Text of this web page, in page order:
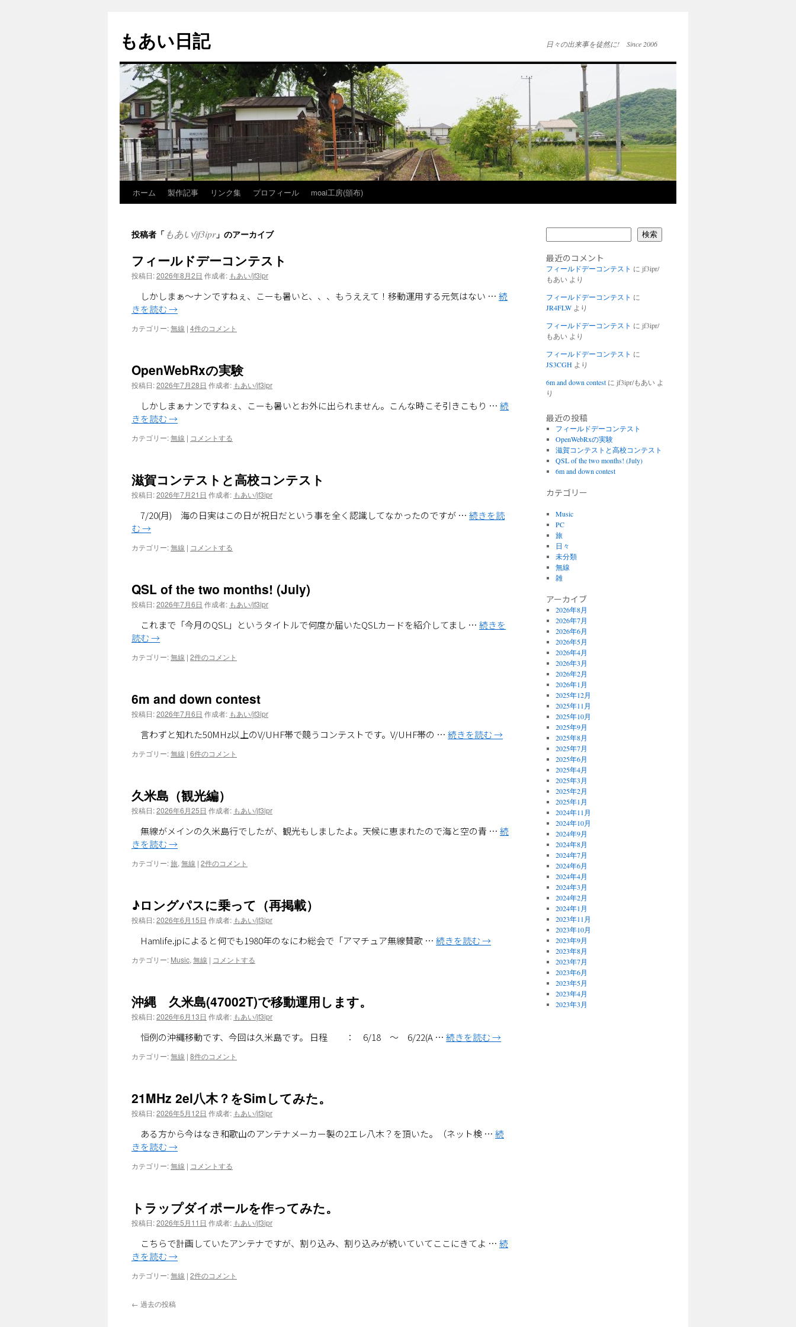
テ
ン
へ
キ
ッ
プ
もあい日記 日々の出来事を徒然に! Since 2006
ホーム 製作記事 リンク集 プロフィール moai工房(頒布)
投稿者「 もあい/jf3ipr」のアーカイブ
フィールドデーコンテスト
投稿日:2026年8月2日 作成者: もあい/jf3ipr
しかしまぁ～ナンですねぇ、こーも暑いと、、、もうええて！移動運用する元気はない … 続
きを読む→
カテゴリー:無線 | 4件のコメント
OpenWebRxの実験
投稿日:2026年7月28日 作成者: もあい/jf3ipr
しかしまぁナンですねぇ、こーも暑いとお外に出られません。こんな時こそ引きこもり … 続
きを読む→
カテゴリー:無線 | コメントする
滋賀コンテストと高校コンテスト
投稿日:2026年7月21日 作成者: もあい/jf3ipr
7/20(月) 海の日実はこの日が祝日だという事を全く認識してなかったのですが … 続きを読
む→
カテゴリー:無線 | コメントする
QSL of the two months! (July)
投稿日:2026年7月6日 作成者: もあい/jf3ipr
これまで「今月のQSL」というタイトルで何度か届いたQSLカードを紹介してまし … 続きを
読む→
カテゴリー:無線 | 2件のコメント
6m and down contest
投稿日:2026年7月6日 作成者: もあい/jf3ipr
言わずと知れた50MHz以上のV/UHF帯で競うコンテストです。V/UHF帯の … 続きを読む→
カテゴリー:無線 | 6件のコメント
久米島（観光編）
投稿日:2026年6月25日 作成者: もあい/jf3ipr
無線がメインの久米島行でしたが、観光もしましたよ。天候に恵まれたので海と空の青 … 続
きを読む→
カテゴリー:旅, 無線 | 2件のコメント
♪ロングパスに乗って（再掲載）
投稿日:2026年6月15日 作成者: もあい/jf3ipr
Hamlife.jpによると何でも1980年のなにわ総会で「アマチュア無線賛歌 … 続きを読む→
カテゴリー: Music, 無線 | コメントする
沖縄 久米島(47002T)で移動運用します。
投稿日:2026年6月13日 作成者: もあい/jf3ipr
恒例の沖縄移動です、今回は久米島です。 日程 ： 6/18 ～ 6/22(A … 続きを読む→
カテゴリー:無線 | 8件のコメント
21MHz 2el八木？をSimしてみた。
投稿日:2026年5月12日 作成者: もあい/jf3ipr
ある方から今はなき和歌山のアンテナメーカー製の2エレ八木？を頂いた。（ネット検 … 続
きを読む→
カテゴリー:無線 | コメントする
トラップダイポールを作ってみた。
投稿日:2026年5月11日 作成者: もあい/jf3ipr
こちらで計画していたアンテナですが、割り込み、割り込みが続いていてここにきてよ … 続
きを読む→
カテゴリー:無線 | 2件のコメント
← 過去の投稿
検索
最近のコメント
フィールドデーコンテスト に jf3ipr/
もあい より
フィールドデーコンテスト に
JR4FLW より
フィールドデーコンテスト に jf3ipr/
もあい より
フィールドデーコンテスト に
JS3CGH より
6m and down contest に jf3ipr/もあい よ
り
最近の投稿
フィールドデーコンテスト
OpenWebRxの実験
滋賀コンテストと高校コンテスト
QSL of the two months! (July)
6m and down contest
カテゴリー
Music
PC
旅
日々
未分類
無線
雑
アーカイブ
2026年8月
2026年7月
2026年6月
2026年5月
2026年4月
2026年3月
2026年2月
2026年1月
2025年12月
2025年11月
2025年10月
2025年9月
2025年8月
2025年7月
2025年6月
2025年4月
2025年3月
2025年2月
2025年1月
2024年11月
2024年10月
2024年9月
2024年8月
2024年7月
2024年6月
2024年4月
2024年3月
2024年2月
2024年1月
2023年11月
2023年10月
2023年9月
2023年8月
2023年7月
2023年6月
2023年5月
2023年4月
2023年3月